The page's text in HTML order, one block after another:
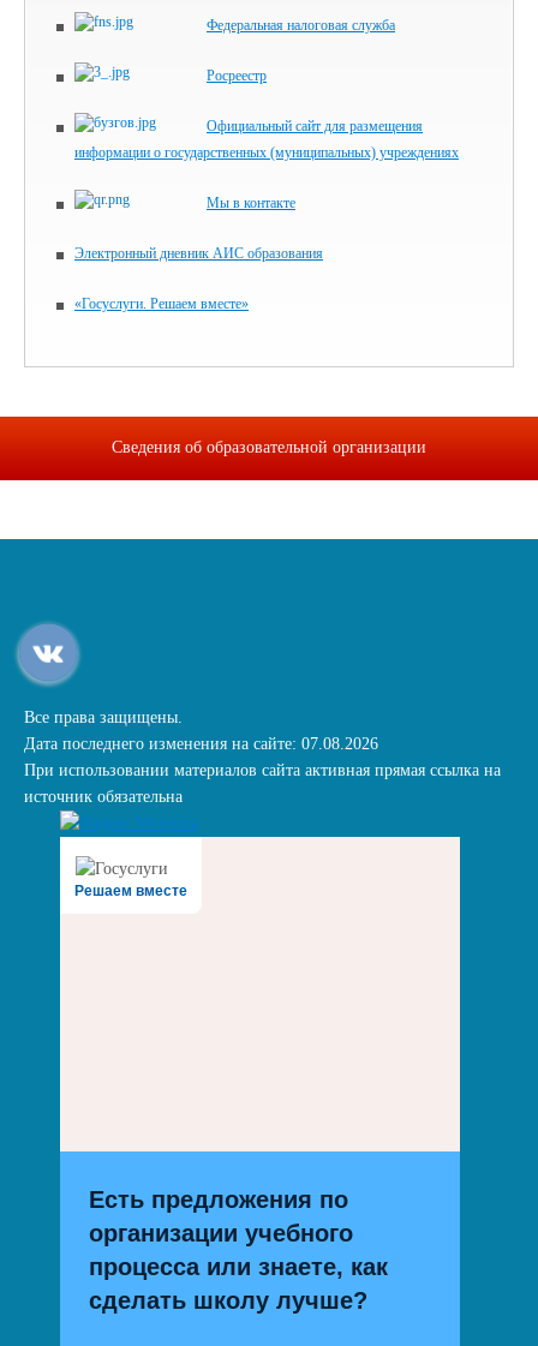
Федеральная налоговая служба
Росреестр
Официальный сайт для размещения
информации о государственных (муниципальных) учреждениях
Мы в контакте
Электронный дневник АИС образования
«Госуслуги. Решаем вместе»
Сведения об образовательной организации
Все права защищены.
Дата последнего изменения на сайте: 07.08.2026
При использовании материалов сайта активная прямая ссылка на
источник обязательна
Решаем вместе
Есть предложения по
организации учебного
процесса или знаете, как
сделать школу лучше?